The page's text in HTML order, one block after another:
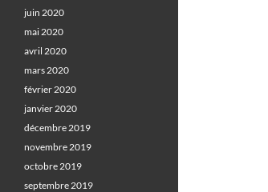
juin 2020
mai 2020
avril 2020
mars 2020
février 2020
janvier 2020
décembre 2019
novembre 2019
octobre 2019
septembre 2019